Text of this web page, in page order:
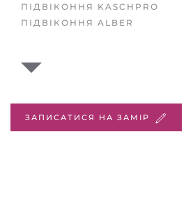
ПІДВІКОННЯ KASCHPRO
ПІДВІКОННЯ ALBER
ЗАПИСАТИСЯ НА ЗАМІР